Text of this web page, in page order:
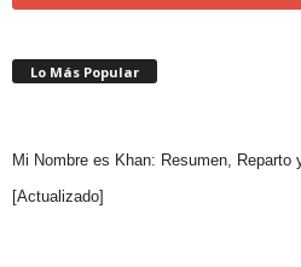
Lo Más Popular
Mi Nombre es Khan: Resumen, Reparto
[Actualizado]